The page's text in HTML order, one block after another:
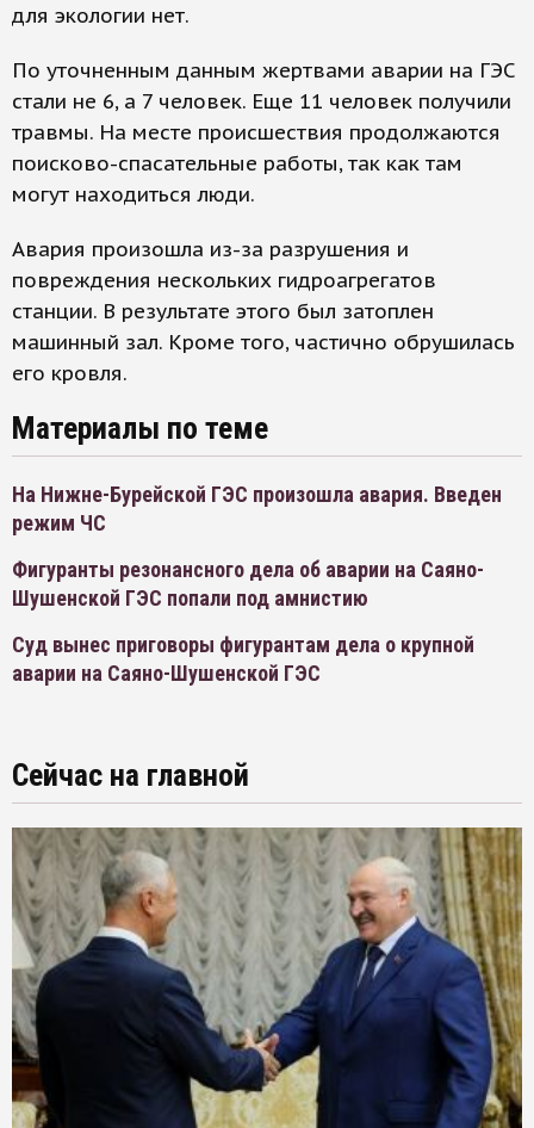
для экологии нет.
По уточненным данным жертвами аварии на ГЭС
стали не 6, а 7 человек. Еще 11 человек получили
травмы. На месте происшествия продолжаются
поисково-спасательные работы, так как там
могут находиться люди.
Авария произошла из-за разрушения и
повреждения нескольких гидроагрегатов
станции. В результате этого был затоплен
машинный зал. Кроме того, частично обрушилась
его кровля.
Материалы по теме
На Нижне-Бурейской ГЭС произошла авария. Введен
режим ЧС
Фигуранты резонансного дела об аварии на Саяно-
Шушенской ГЭС попали под амнистию
Суд вынес приговоры фигурантам дела о крупной
аварии на Саяно-Шушенской ГЭС
Сейчас на главной